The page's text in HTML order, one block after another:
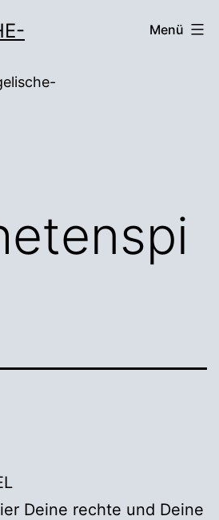
Menü
Deine rechte und Deine